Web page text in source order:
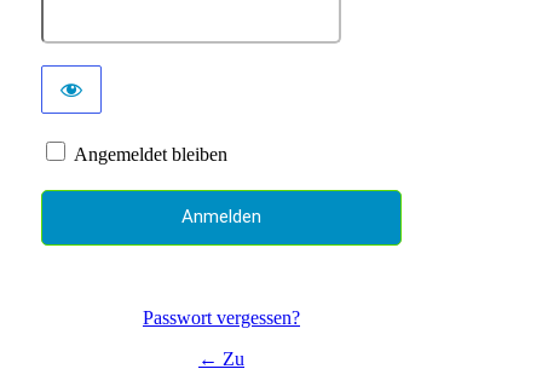
Angemeldet bleiben
Passwort vergessen?
← Zu